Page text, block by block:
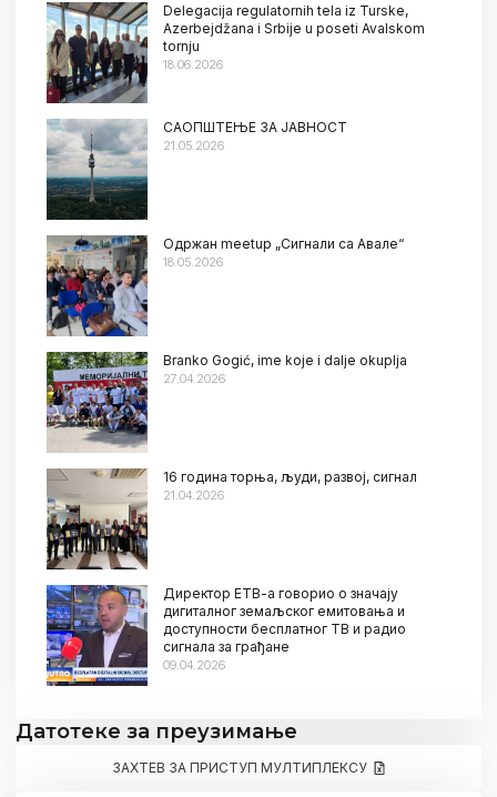
Delegacija regulatornih tela iz Turske,
Azerbejdžana i Srbije u poseti Avalskom
tornju
18.06.2026
САОПШТЕЊЕ ЗА ЈАВНОСТ
21.05.2026
Oдржан meetup „Сигнали са Авале“
18.05.2026
Branko Gogić, ime koje i dalje okuplja
27.04.2026
16 година торња, људи, развој, сигнал
21.04.2026
Директор ЕТВ-а говорио о значају
дигиталног земаљског емитовања и
доступности бесплатног ТВ и радио
сигнала за грађане
09.04.2026
Датотеке за преузимање
ЗАХТЕВ ЗА ПРИСТУП МУЛТИПЛЕКСУ